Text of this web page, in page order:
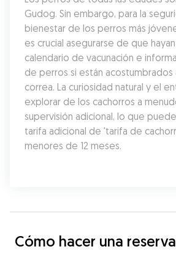
Gudog. Sin embargo, para la
bienestar de los perros más
es crucial asegurarse de que
calendario de vacunación e
de perros si están acostumbrados
correa. La curiosidad natural y el
explorar de los cachorros a
supervisión adicional, lo que
tarifa adicional de 'tarifa de
menores de 12 meses.
Cómo hacer una reserva